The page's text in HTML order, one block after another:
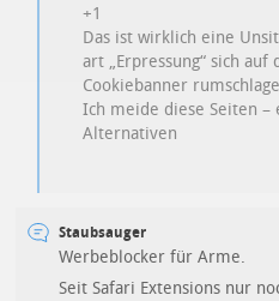
+1
Das ist wirklich eine
art „Erpressung“ sich
Cookiebanner
Ich meide diese Seiten –
Alternativen
Staubsauger
Werbeblocker für Arme.
Seit Safari Extensions nur